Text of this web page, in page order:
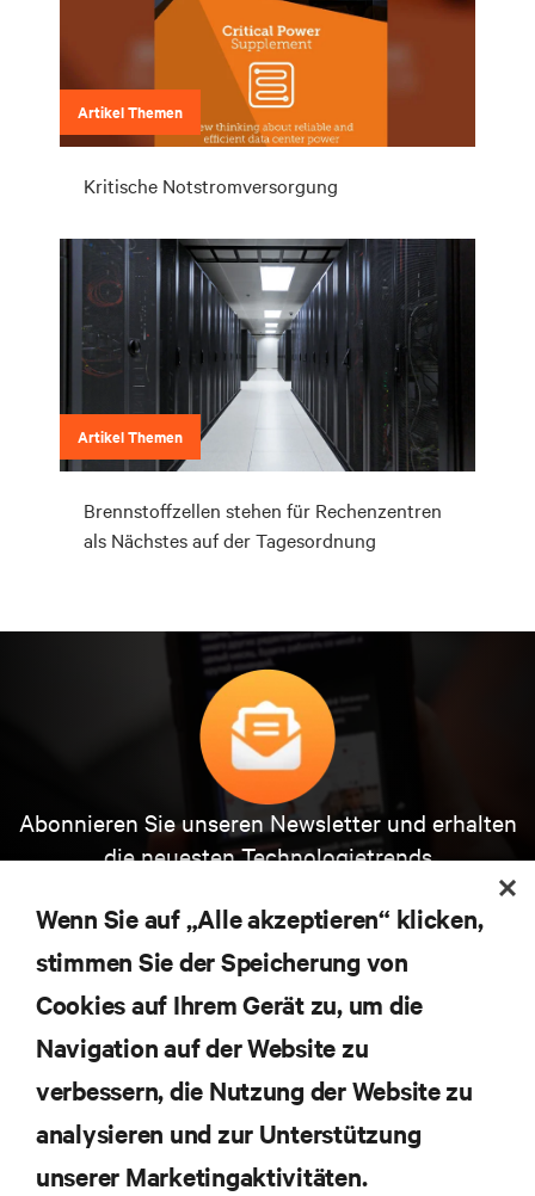
Artikel Themen
Kritische Notstromversorgung
Artikel Themen
Brennstoffzellen stehen für Rechenzentren
als Nächstes auf der Tagesordnung
Abonnieren Sie unseren Newsletter und erhalten
die neuesten Technologietrends
Themen der Branche, mit aktuellen Diskussionen
und Einblicken von Experten in das
Rechenzentrums- und Infrastrukturmanagement.
JETZT ANMELDEN
RESSOURCEN
SUPPORT
Wenn Sie auf „Alle akzeptieren“ klicken,
stimmen Sie der Speicherung von
Cookies auf Ihrem Gerät zu, um die
Navigation auf der Website zu
verbessern, die Nutzung der Website zu
analysieren und zur Unterstützung
unserer Marketingaktivitäten.